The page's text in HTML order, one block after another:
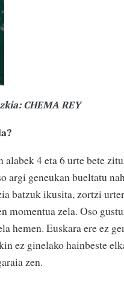
CHEMA REY
4 eta 6 urte bete
argi geneukan bueltatu
batzuk ikusita, zortzi
momentua zela. Oso
hemen. Euskara ere ez
ez ginelako hainbeste
zen.